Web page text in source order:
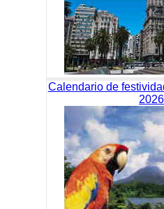
Calendario de
2026